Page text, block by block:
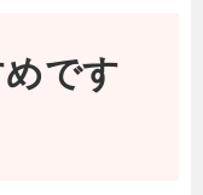
です